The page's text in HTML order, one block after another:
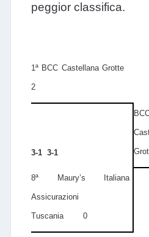
peggior classifica.
1ª BCC Castellana Grotte
2
3-1 3-1
8ª Maury’s Italiana
Assicurazioni
Tuscania 0